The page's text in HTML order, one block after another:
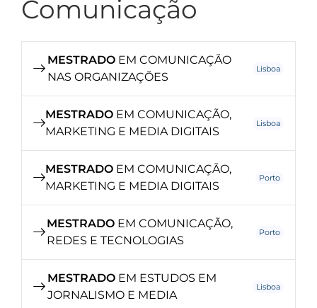
Comunicação
MESTRADOEM COMUNICAÇÃO
NAS ORGANIZAÇÕES
Lisboa
MESTRADO EM COMUNICAÇÃO,
MARKETING E MEDIA DIGITAIS
Lisboa
MESTRADO EM COMUNICAÇÃO,
MARKETING E MEDIA DIGITAIS
Porto
MESTRADO EM COMUNICAÇÃO,
REDES E TECNOLOGIAS
Porto
MESTRADO EM ESTUDOS EM
JORNALISMO E MEDIA
Lisboa